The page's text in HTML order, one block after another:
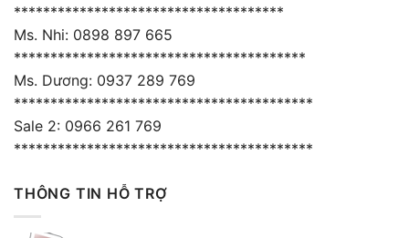
*************************************
Ms. Nhi: 0898 897 665
****************************************
Ms. Dương: 0937 289 769
*****************************************
Sale 2: 0966 261 769
*****************************************
THÔNG TIN HỖ TRỢ